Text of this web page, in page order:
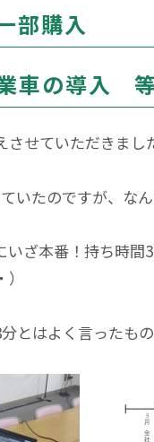
部購入
車の導入
せていただきまし
いたのですが、な
いざ本番！持ち時
とはよく言ったもの